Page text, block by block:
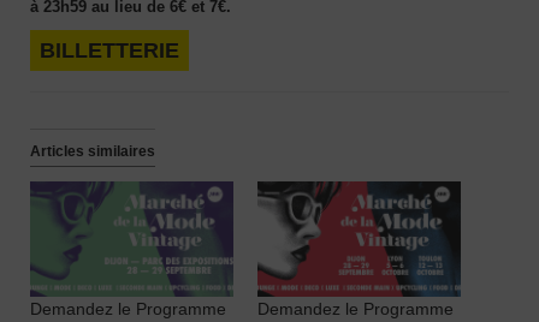
à 23h59 au lieu de 6€ et 7€.
BILLETTERIE
Articles similaires
Demandez le Programme
Demandez le Programme